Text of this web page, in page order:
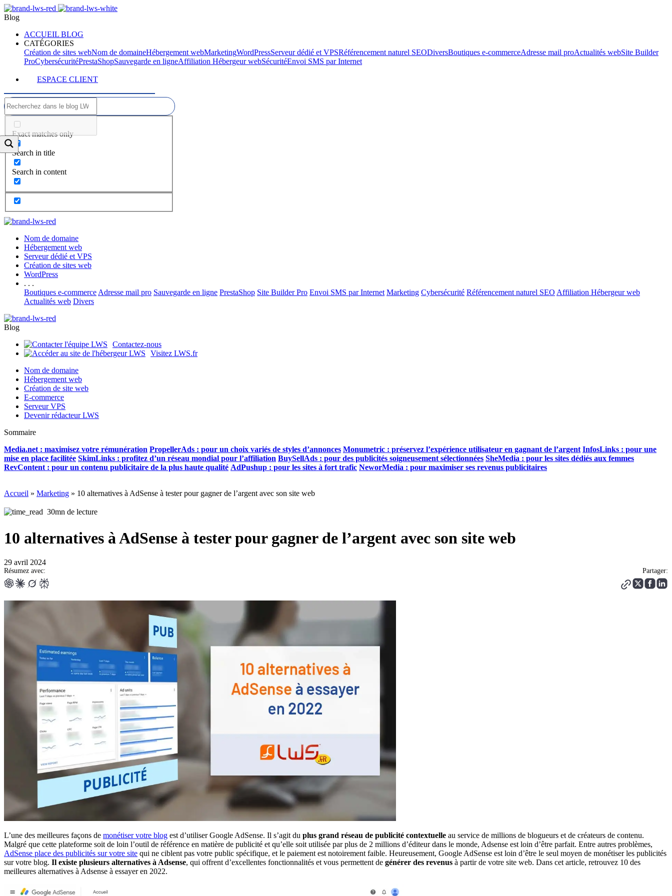
Blog
ACCUEIL BLOG
CATÉGORIES
Création de sites webNom de domaineHébergement webMarketingWordPressServeur dédié et VPSRéférencement naturel SEODiversBoutiques e-commerceAdresse mail proActualités webSite Builder
ProCybersécuritéPrestaShopSauvegarde en ligneAffiliation Hébergeur webSécuritéEnvoi SMS par Internet
ESPACE CLIENT
Exact matches only
Search in title
Search in content
Nom de domaine
Hébergement web
Serveur dédié et VPS
Création de sites web
WordPress
. . .
Boutiques e-commerce Adresse mail pro Sauvegarde en ligne PrestaShop Site Builder Pro Envoi SMS par Internet Marketing Cybersécurité Référencement naturel SEO Affiliation Hébergeur web
Actualités web Divers
Blog
Contactez-nous
Visitez LWS.fr
Nom de domaine
Hébergement web
Création de site web
E-commerce
Serveur VPS
Devenir rédacteur LWS
Sommaire
Media.net : maximisez votre rémunération PropellerAds : pour un choix variés de styles d’annonces Monumetric : préservez l’expérience utilisateur en gagnant de l’argent InfosLinks : pour une
mise en place facilitée SkimLinks : profitez d’un réseau mondial pour l’affiliation BuySellAds : pour des publicités soigneusement sélectionnées SheMedia : pour les sites dédiés aux femmes
RevContent : pour un contenu publicitaire de la plus haute qualité AdPushup : pour les sites à fort trafic NeworMedia : pour maximiser ses revenus publicitaires
Accueil » Marketing » 10 alternatives à AdSense à tester pour gagner de l’argent avec son site web
30mn de lecture
10 alternatives à AdSense à tester pour gagner de l’argent avec son site web
29 avril 2024
Résumez avec: Partager:
L’une des meilleures façons de monétiser votre blog est d’utiliser Google AdSense. Il s’agit du plus grand réseau de publicité contextuelle au service de millions de blogueurs et de créateurs de contenu.
Malgré que cette plateforme soit de loin l’outil de référence en matière de publicité et qu’elle soit utilisée par plus de 2 millions d’éditeur dans le monde, Adsense est loin d’être parfait. Entre autres problèmes,
AdSense place des publicités sur votre site qui ne ciblent pas votre public spécifique, et le paiement est notoirement faible. Heureusement, Google AdSense est loin d’être le seul moyen de monétiser les publicités
sur votre blog. Il existe plusieurs alternatives à Adsense, qui offrent d’excellentes fonctionnalités et vous permettent de générer des revenus à partir de votre site web. Dans cet article, retrouvez 10 des
meilleures alternatives à Adsense à essayer en 2022.